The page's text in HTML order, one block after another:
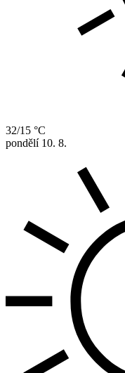
32/15 °C
pondělí 10. 8.